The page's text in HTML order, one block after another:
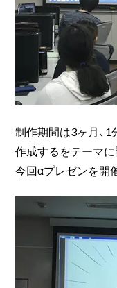
制作期間は3ヶ月、
作成するをテーマに
今回αプレゼンを開